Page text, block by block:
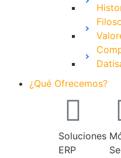
¿Qué Ofrecemos?
Soluciones
ERP